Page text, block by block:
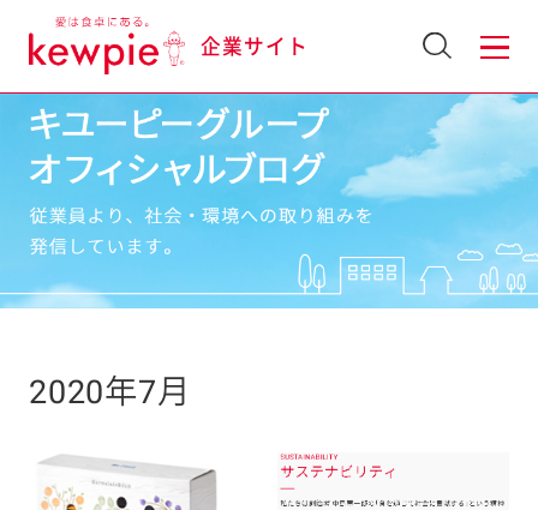
企業サイト
2020年7月